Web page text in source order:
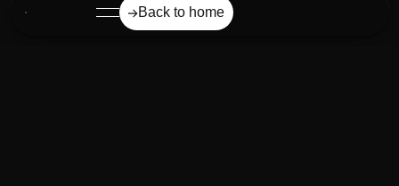
Back to home